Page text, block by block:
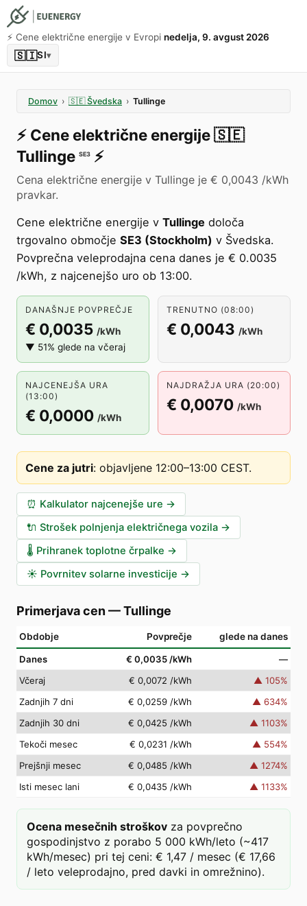
⚡️ Cene električne energije v Evropi nedelja, 9. avgust 2026
🇸🇮SI▾
Domov › 🇸🇪 Švedska › Tullinge
⚡️ Cene električne energije🇸🇪
Tullinge SE3 ⚡️
Cena električne energije v Tullinge je € 0,0043 /kWh
pravkar.
Cene električne energije v Tullinge določa
trgovalno območje SE3 (Stockholm) v Švedska.
Povprečna veleprodajna cena danes je € 0.0035
/kWh, z najcenejšo uro ob 13:00.
DANAŠNJE POVPREČJE
€ 0,0035 /kWh
▼ 51% glede na včeraj
TRENUTNO (08:00)
€ 0,0043 /kWh
NAJCENEJŠA URA
(13:00)
€ 0,0000 /kWh
NAJDRAŽJA URA (20:00)
€ 0,0070 /kWh
Cene za jutri: objavljene 12:00–13:00 CEST.
⏰ Kalkulator najcenejše ure →
🔌 Strošek polnjenja električnega vozila →
🌡️ Prihranek toplotne črpalke →
☀️ Povrnitev solarne investicije →
Primerjava cen —Tullinge
Obdobje Povprečje glede na danes
Danes € 0,0035 /kWh
—
Včeraj
€ 0,0072 /kWh ▲ 105%
Zadnjih 7 dni
€ 0,0259 /kWh ▲ 634%
Zadnjih 30 dni
€ 0,0425 /kWh ▲ 1103%
Tekoči mesec
€ 0,0231 /kWh ▲ 554%
Prejšnji mesec
€ 0,0485 /kWh ▲ 1274%
Isti mesec lani
€ 0,0435 /kWh ▲ 1133%
Ocena mesečnih stroškov za povprečno
gospodinjstvo z porabo 5 000 kWh/leto (~417
kWh/mesec) pri tej ceni: € 1,47 / mesec (€ 17,66
/ leto veleprodajno, pred davki in omrežnino).